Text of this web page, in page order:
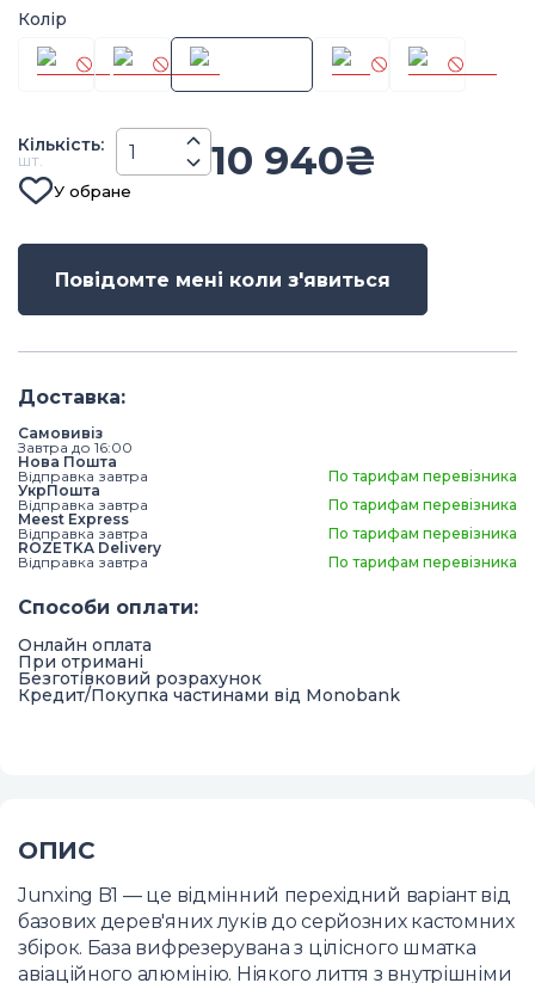
Колір
Кiлькiсть:
шт. 10 940₴
У обране
Повідомте мені коли з'явиться
Доставка:
Самовивіз
Завтра до 16:00
Нова Пошта
Відправка завтра
По тарифам перевізника
УкрПошта
Відправка завтра
По тарифам перевізника
Meest Express
Відправка завтра
По тарифам перевізника
ROZETKA Delivery
Відправка завтра
По тарифам перевізника
Способи оплати:
Онлайн оплата
При отримані
Безготівковий розрахунок
Кредит/Покупка частинами від Monobank
ОПИС
Junxing B1 — це відмінний перехідний варіант від
базових дерев'яних луків до серйозних кастомних
збірок. База вифрезерувана з цілісного шматка
авіаційного алюмінію. Ніякого лиття з внутрішніми